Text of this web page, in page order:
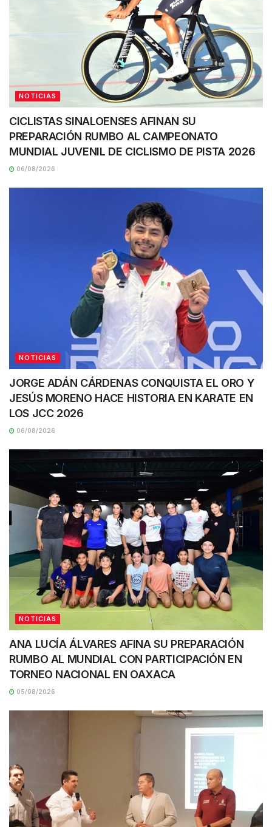
NOTICIAS
CICLISTAS SINALOENSES AFINAN SU
PREPARACIÓN RUMBO AL CAMPEONATO
MUNDIAL JUVENIL DE CICLISMO DE PISTA 2026
06/08/2026
NOTICIAS
JORGE ADÁN CÁRDENAS CONQUISTA EL ORO Y
JESÚS MORENO HACE HISTORIA EN KARATE EN
LOS JCC 2026
06/08/2026
NOTICIAS
ANA LUCÍA ÁLVARES AFINA SU PREPARACIÓN
RUMBO AL MUNDIAL CON PARTICIPACIÓN EN
TORNEO NACIONAL EN OAXACA
05/08/2026